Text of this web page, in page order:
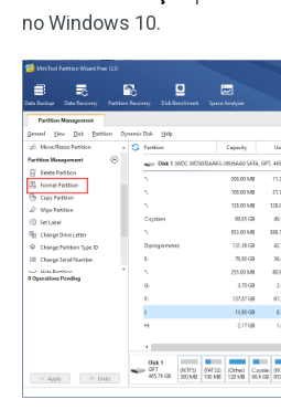
no Windows 10.